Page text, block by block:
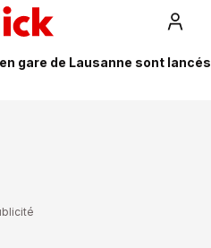
gare de Lausanne sont lancés